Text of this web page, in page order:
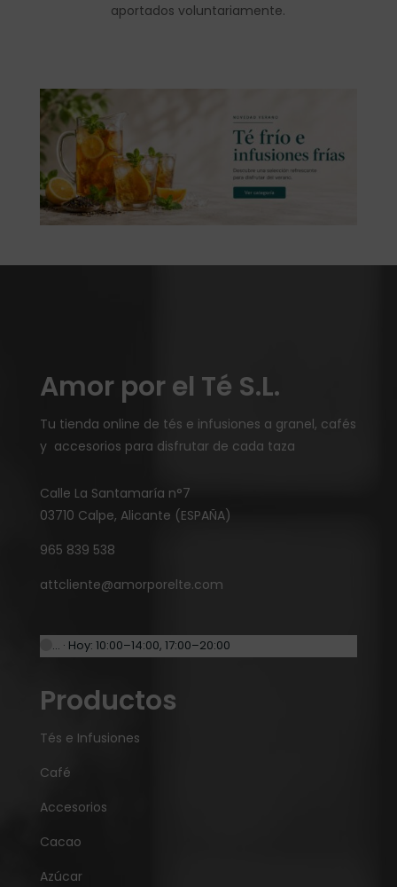
aportados voluntariamente.
Amor por el Té S.L.
Tu tienda online de tés e infusiones a granel, cafés
y accesorios para disfrutar de cada taza
Calle La Santamaría n°7
03710 Calpe, Alicante (ESPAÑA)
965 839 538
attcliente@amorporelte.com
… · Hoy: 10:00–14:00, 17:00–20:00
Productos
Tés e Infusiones
Café
Accesorios
Cacao
Azúcar